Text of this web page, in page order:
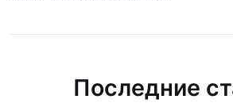
Последние